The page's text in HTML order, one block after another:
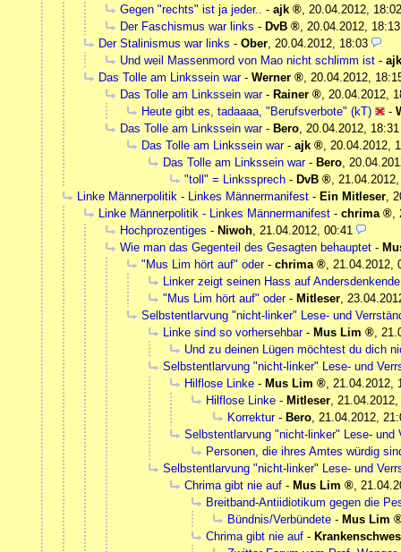
Gegen "rechts" ist ja jeder..
- ajk
20.04.2012, 18:02
Der Faschismus war links - DvB
20.04.2012, 18:13
Der Stalinismus war links - Ober 20.04.2012, 18:03
Und weil Massenmord von Mao nicht schlimm ist - ajk
Das Tolle am Linkssein war- Werner
20.04.2012,
Das Tolle am Linkssein war- Rainer
20.04.2012,
Heute gibt es, tadaaaa, "Berufsverbote" (kT)
-
Das Tolle am Linkssein war- Bero 20.04.2012, 18:31
Das Tolle am Linkssein war- ajk
20.04.2012,
Das Tolle am Linkssein war- Bero
"toll" = Linkssprech - DvB
Linke Männerpolitik - Linkes Männermanifest - Ein Mitleser
Linke Männerpolitik - Linkes Männermanifest - chrima
Hochprozentiges - Niwoh 21.04.2012, 00:41
Wie man das Gegenteil des Gesagten behauptet -
"Mus Lim hört auf" oder- chrima
21.04.2012,
Linker zeigt seinen Hass auf
"Mus Lim hört auf" oder- Mitleser
Selbstentlarvung "nicht-linker" Lese- und
Linke sind so vorhersehbar- Mus Lim
Und zu deinen Lügen möchtest du dich
Selbstentlarvung "nicht-linker" Lese- und
Hilflose Linke - Mus Lim
21.04.2012,
Hilflose Linke - Mitleser
Korrektur- Bero 21.04.2012,
Selbstentlarvung "nicht-linker" Lese- und
Personen, die ihres Amtes würdig
Selbstentlarvung "nicht-linker" Lese- und
Chrima gibt nie auf - Mus Lim
Breitband-Antiidiotikum gegen die
Bündnis/Verbündete - Mus Lim
Chrima gibt nie auf -